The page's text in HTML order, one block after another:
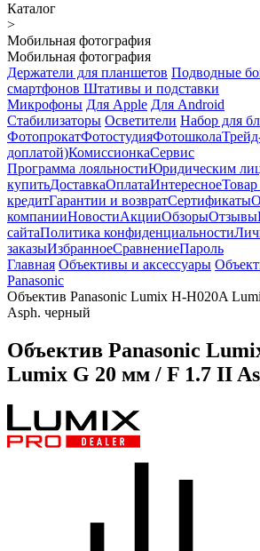
Каталог
>
Мобильная фотография
Мобильная фотография
Держатели для планшетов Подводные
смартфонов Штативы и подставки
Микрофоны Для Apple Для Android
Стабилизаторы Осветители Набор для
ФотопрокатФотостудияФотошкола
доплатой)КомиссионкаСервис
Программа лояльностиЮридическим
купитьДоставкаОплатаИнтересное
кредитГарантии и возвратСертификатыО
компанииНовостиАкцииОбзорыОтзывы
сайтаПолитика конфиденциальности
заказыИзбранноеСравнениеПароль
Главная Объективы и аксессуары
Panasonic
Объектив Panasonic Lumix H-H020A
Asph. черный
Объектив Panasonic
Lumix G 20 мм / F 1.7 II